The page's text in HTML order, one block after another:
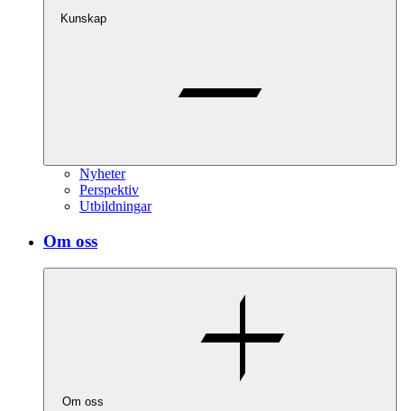
Kunskap
Nyheter
Perspektiv
Utbildningar
Om oss
Om oss